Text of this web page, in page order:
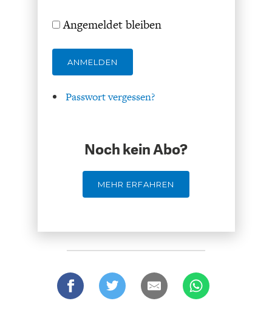
GESUNDHEITSWESEN
GLOBALISIERUNG
Angemeldet bleiben
ANMELDEN
Passwort vergessen?
Noch kein Abo?
MEHR ERFAHREN